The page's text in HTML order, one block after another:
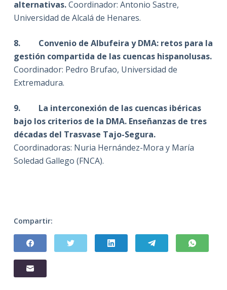
alternativas.Coordinador: Antonio Sastre,
Universidad de Alcalá de Henares.
8. Convenio de Albufeira y DMA: retos para la
gestión compartida de las cuencas hispanolusas.
Coordinador: Pedro Brufao, Universidad de
Extremadura.
9. La interconexión de las cuencas ibéricas
bajo los criterios de la DMA. Enseñanzas de tres
décadas del Trasvase Tajo-Segura.
Coordinadoras: Nuria Hernández-Mora y María
Soledad Gallego (FNCA).
Compartir: